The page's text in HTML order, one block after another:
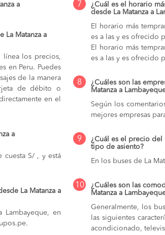
a
La Matanza a
línea los precios,
en Peru. Puedes
de la manera
de débito o
en el
a
cuesta S/ , y está
La Matanza a
Lambayeque, en
7
¿Cuál es el horario
desde La Matanza a
El horario más
es a las y es ofrecido
El horario más
es a las y es ofrecido
8
¿Cuáles son las
Matanza a
Según los
mejores empresas
9
¿Cuál es el precio del
tipo de asiento?
En los buses de La
10
¿Cuáles son las
Matanza a
Generalmente, los
las siguientes
acondicionado,